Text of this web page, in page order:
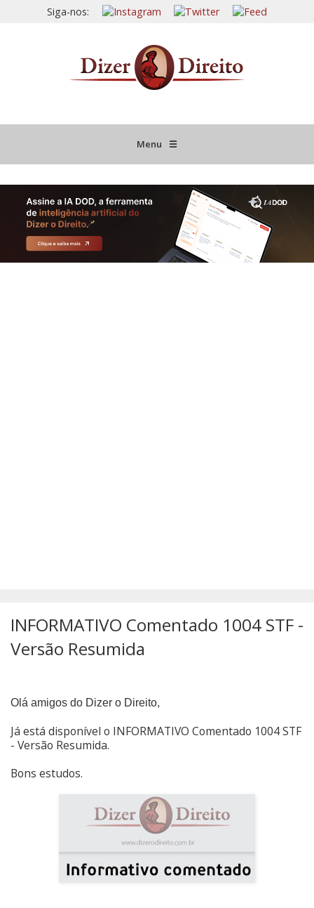
Siga-nos:
Menu ☰
JURISPRUDÊNCIA COMENTADA
INFORMATIVOS COMENTADOS
INFORMATIVO Comentado 1004 STF -
Versão Resumida
Olá amigos do Dizer o Direito,
Já está disponível o INFORMATIVO Comentado 1004 STF
- Versão Resumida.
Bons estudos.